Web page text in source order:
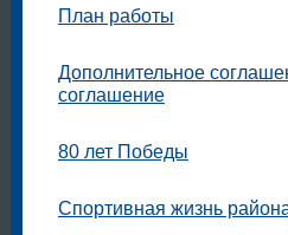
План работы
Дополнительное
соглашение
80 лет Победы
Спортивная жизнь